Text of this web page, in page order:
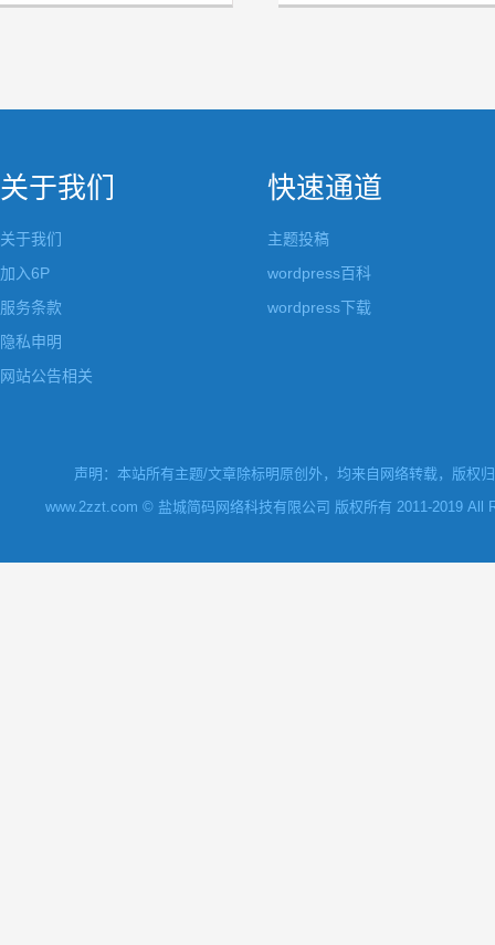
MUfeng作品
关于我们
关于我们
加入6P
服务条款
隐私申明
网站公告相关
快速通道
主题投稿
wordpress百科
wordpress下载
声明：本站所有主题/文章除标明原创外，均来自网络转载，版权
www.2zzt.com © 盐城简码网络科技有限公司 版权所有 2011-2019